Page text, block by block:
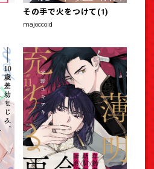
その手で火をつけて(1)
majoccoid